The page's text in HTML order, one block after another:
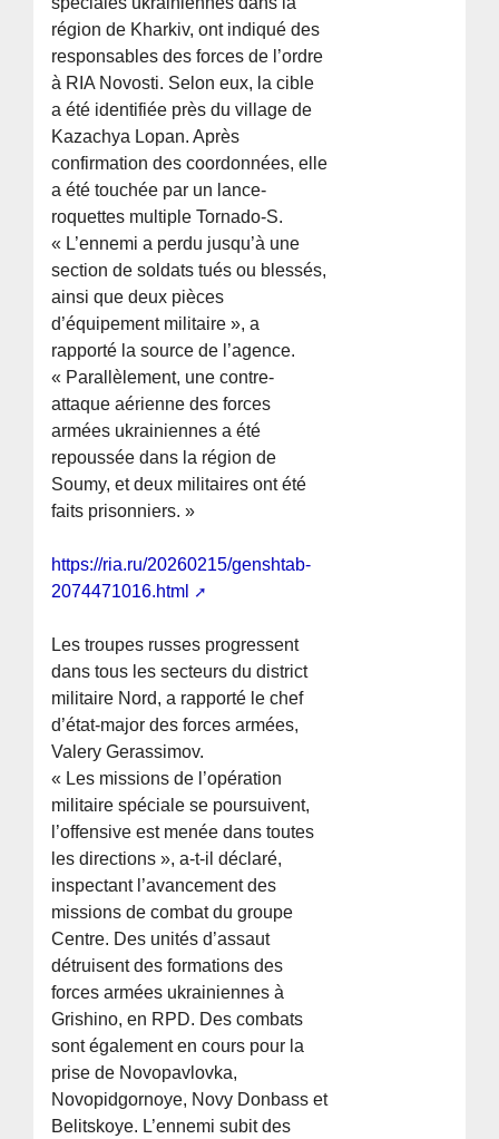
région de Kharkiv, ont indiqué des
responsables des forces de l’ordre
à RIA Novosti. Selon eux, la cible
a été identifiée près du village de
Kazachya Lopan. Après
confirmation des coordonnées, elle
a été touchée par un lance-
roquettes multiple Tornado-S.
« L’ennemi a perdu jusqu’à une
section de soldats tués ou blessés,
ainsi que deux pièces
d’équipement militaire », a
rapporté la source de l’agence.
« Parallèlement, une contre-
attaque aérienne des forces
armées ukrainiennes a été
repoussée dans la région de
Soumy, et deux militaires ont été
faits prisonniers. »
https://ria.ru/20260215/genshtab-
2074471016.html
Les troupes russes progressent
dans tous les secteurs du district
militaire Nord, a rapporté le chef
d’état-major des forces armées,
Valery Gerassimov.
« Les missions de l’opération
militaire spéciale se poursuivent,
l’offensive est menée dans toutes
les directions », a-t-il déclaré,
inspectant l’avancement des
missions de combat du groupe
Centre. Des unités d’assaut
détruisent des formations des
forces armées ukrainiennes à
Grishino, en RPD. Des combats
sont également en cours pour la
prise de Novopavlovka,
Novopidgornoye, Novy Donbass et
Belitskoye. L’ennemi subit des